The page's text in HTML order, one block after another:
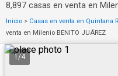
8,897 casas en venta en
Inicio > Casas en venta en Quintana
venta en Milenio BENITO JUÁREZ
1 /4